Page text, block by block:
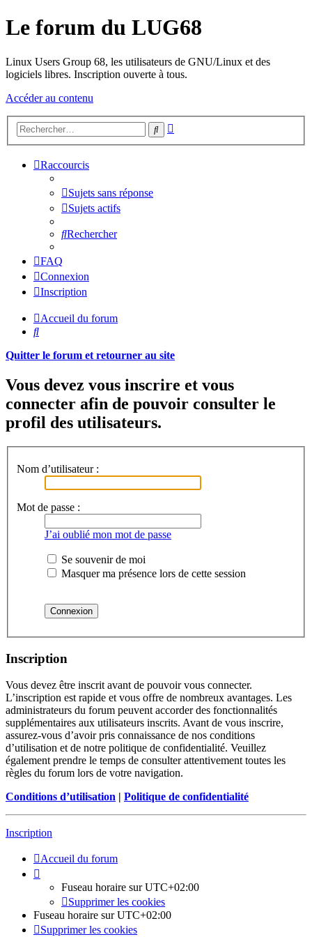
Le forum du LUG68
Linux Users Group 68, les utilisateurs de GNU/Linux et des
logiciels libres. Inscription ouverte à tous.
Accéder au contenu
Rechercher
Raccourcis
Sujets sans réponse
Sujets actifs
Rechercher
FAQ
Connexion
Inscription
Accueil du forum
Rechercher
Quitter le forum et retourner au site
Vous devez vous inscrire et vous
connecter afin de pouvoir consulter le
profil des utilisateurs.
Nom d’utilisateur :
Mot de passe :
J’ai oublié mon mot de passe
Se souvenir de moi
Masquer ma présence lors de cette session
Inscription
Vous devez être inscrit avant de pouvoir vous connecter.
L’inscription est rapide et vous offre de nombreux avantages. Les
administrateurs du forum peuvent accorder des fonctionnalités
supplémentaires aux utilisateurs inscrits. Avant de vous inscrire,
assurez-vous d’avoir pris connaissance de nos conditions
d’utilisation et de notre politique de confidentialité. Veuillez
également prendre le temps de consulter attentivement toutes les
règles du forum lors de votre navigation.
Conditions d’utilisation | Politique de confidentialité
Inscription
Accueil du forum
Fuseau horaire surUTC+02:00
Supprimer les cookies
Fuseau horaire surUTC+02:00
Supprimer les cookies